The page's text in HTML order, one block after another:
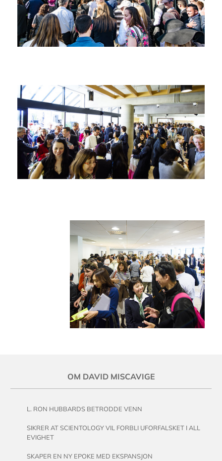
OM DAVID MISCAVIGE
L. RON HUBBARDS BETRODDE VENN
SIKRER AT SCIENTOLOGY VIL FORBLI UFORFALSKET I ALL
EVIGHET
SKAPER EN NY EPOKE MED EKSPANSJON